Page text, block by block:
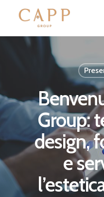
content
Group:
design,
e